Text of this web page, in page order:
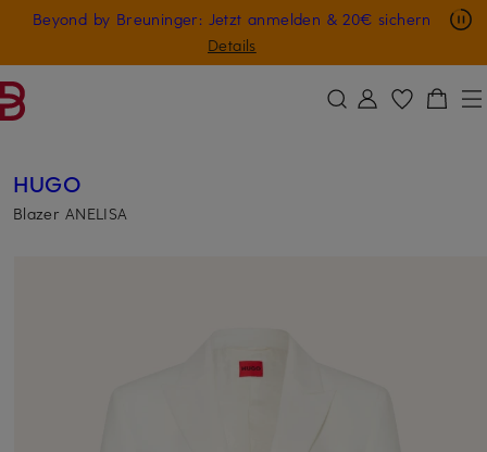
ZUM HAUPTINHALT ÜBERSPRINGEN
Beyond by Breuninger: Jetzt anmelden & 20€ sichern
Details
Nur in der App: -10 € auf digitale Geschenkkarten
GESCHENK20
HUGO
Blazer ANELISA